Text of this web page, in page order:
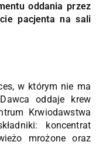
oddania przez
pacjenta na sali
w którym nie ma
oddaje krew
Krwiodawstwa
koncentrat
mrożone oraz